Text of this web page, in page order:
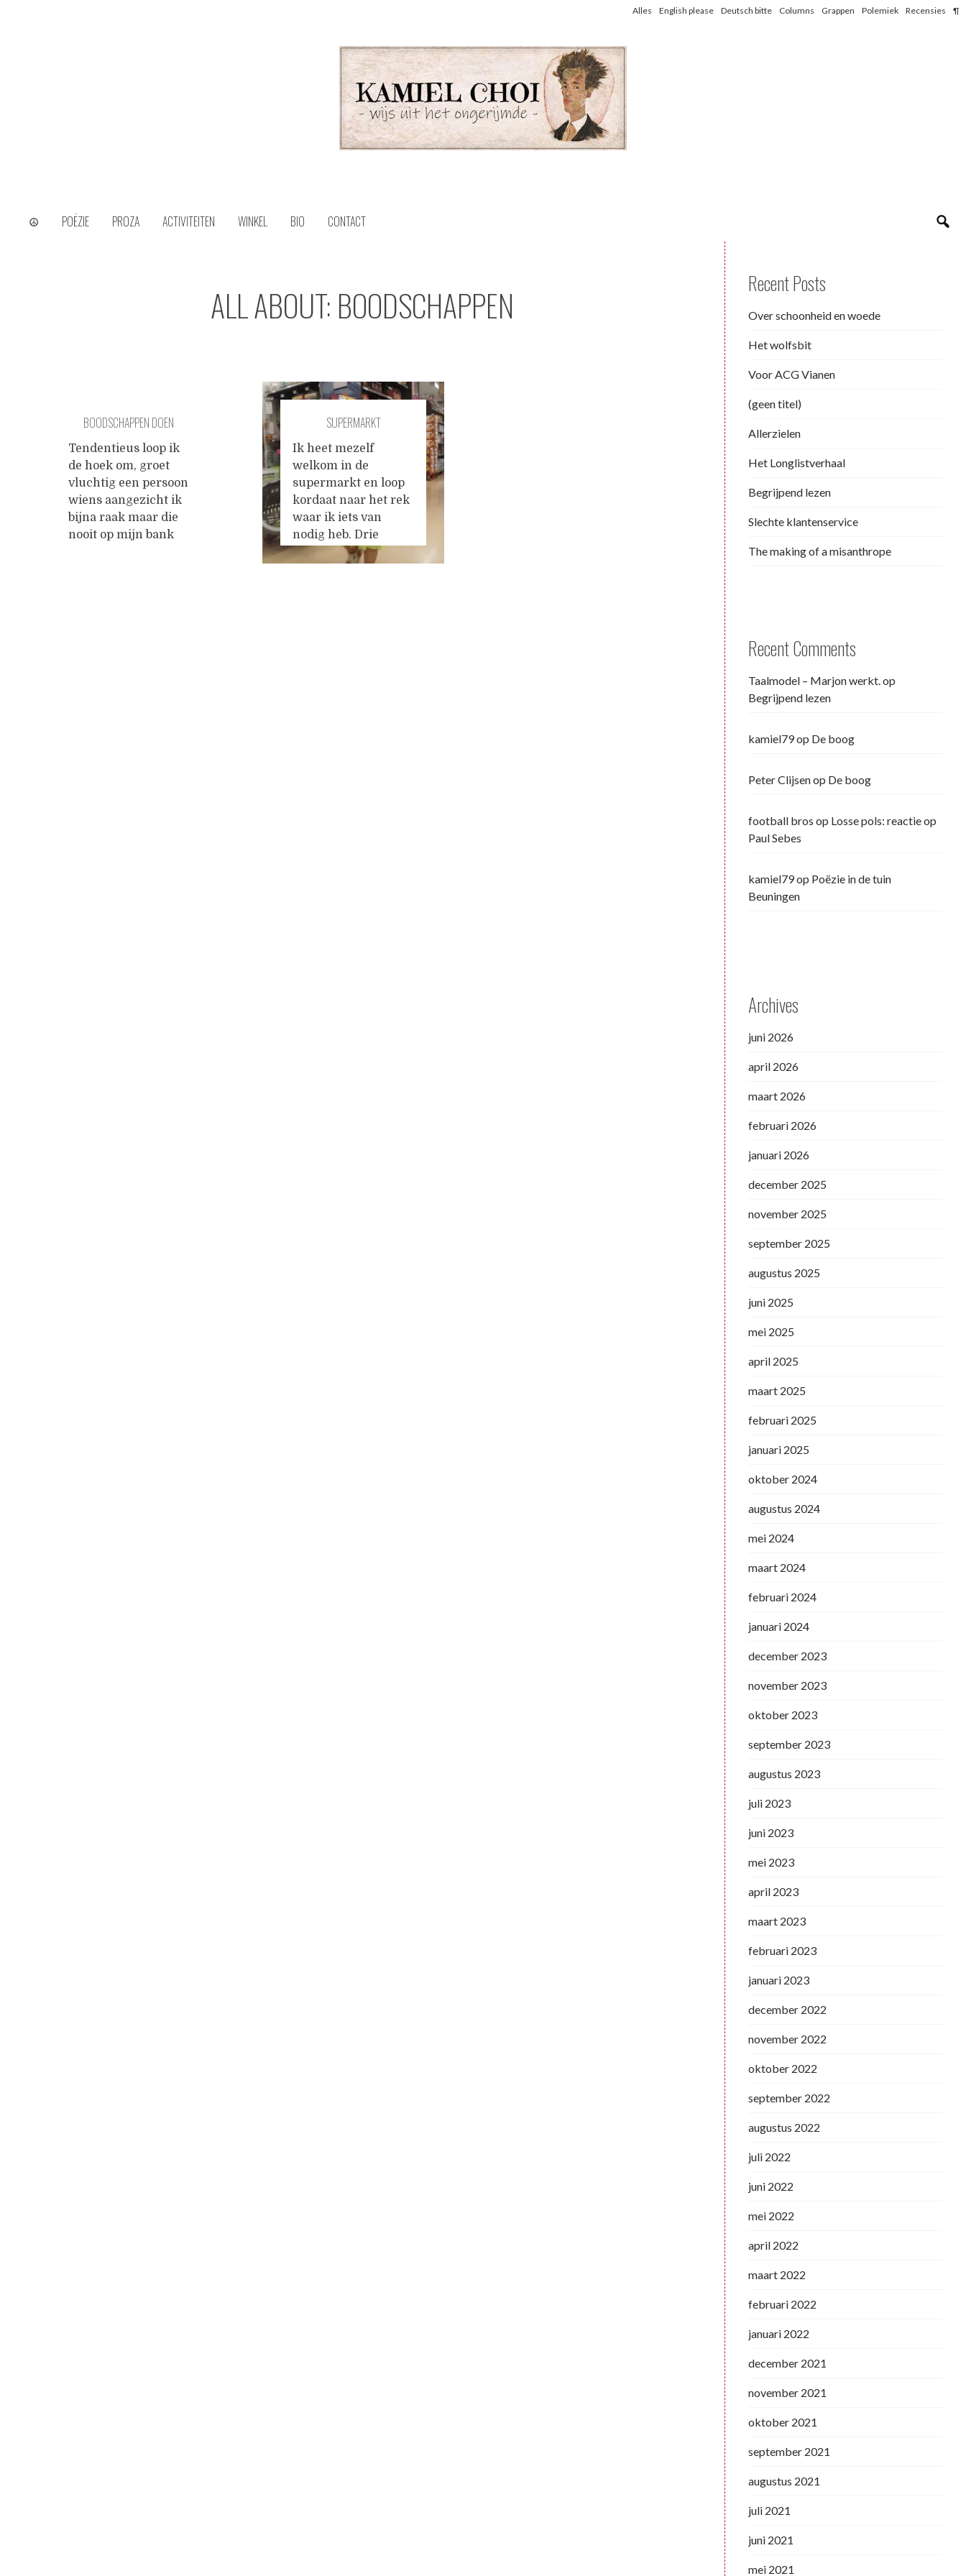
Alles English please Deutsch bitte Columns Grappen Polemiek Recensies ¶
☮ POËZIE PROZA ACTIVITEITEN WINKEL BIO CONTACT
ALL ABOUT: BOODSCHAPPEN
BOODSCHAPPEN DOEN
Tendentieus loop ik
de hoek om, groet
vluchtig een persoon
wiens aangezicht ik
bijna raak maar die
nooit op mijn bank
SUPERMARKT
Ik heet mezelf
welkom in de
supermarkt en loop
kordaat naar het rek
waar ik iets van
nodig heb. Drie
soorten brengen mij
Recent Posts
Over schoonheid en woede
Het wolfsbit
Voor ACG Vianen
(geen titel)
Allerzielen
Het Longlistverhaal
Begrijpend lezen
Slechte klantenservice
The making of a misanthrope
Recent Comments
Taalmodel – Marjon werkt.op
Begrijpend lezen
kamiel79op De boog
Peter Clijsenop De boog
football bros op Losse pols: reactie op
Paul Sebes
kamiel79op Poëzie in de tuin
Beuningen
Archives
juni 2026
april 2026
maart 2026
februari 2026
januari 2026
december 2025
november 2025
september 2025
augustus 2025
juni 2025
mei 2025
april 2025
maart 2025
februari 2025
januari 2025
oktober 2024
augustus 2024
mei 2024
maart 2024
februari 2024
januari 2024
december 2023
november 2023
oktober 2023
september 2023
augustus 2023
juli 2023
juni 2023
mei 2023
april 2023
maart 2023
februari 2023
januari 2023
december 2022
november 2022
oktober 2022
september 2022
augustus 2022
juli 2022
juni 2022
mei 2022
april 2022
maart 2022
februari 2022
januari 2022
december 2021
november 2021
oktober 2021
september 2021
augustus 2021
juli 2021
juni 2021
mei 2021